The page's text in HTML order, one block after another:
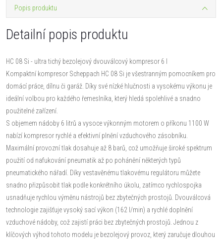
Popis produktu
Detailní popis produktu
HC 08 Si - ultra tichý bezolejový dvouválcový kompresor 6 l
Kompaktní kompresor Scheppach HC 08 Si je všestranným pomocníkem pro
domácí práce, dílnu či garáž. Díky své nízké hlučnosti a vysokému výkonu je
ideální volbou pro každého řemeslníka, který hledá spolehlivé a snadno
použitelné zařízení.
S objemem nádoby 6 litrů a vysoce výkonným motorem o příkonu 1100 W
nabízí kompresor rychlé a efektivní plnění vzduchového zásobníku.
Maximální provozní tlak dosahuje až 8 barů, což umožňuje široké spektrum
použití od nafukování pneumatik až po pohánění některých typů
pneumatického nářadí. Díky vestavěnému tlakovému regulátoru můžete
snadno přizpůsobit tlak podle konkrétního úkolu, zatímco rychlospojka
usnadňuje rychlou výměnu nástrojů bez zbytečných prostojů. Dvouválcová
technologie zajišťuje vysoký sací výkon (162 l/min) a rychlé doplnění
vzduchové nádoby, což zajistí práci bez zbytečných prostojů. Jednou z
klíčových výhod tohoto modelu je bezolejový provoz, který zaručuje dlouhou